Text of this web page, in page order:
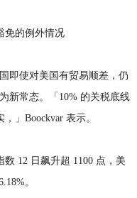
的例外情况
使对美国有贸易顺差，仍
新常态。「10% 的关税底线
」Boockvar 表示。
12 日飙升超 1100 点，美
。